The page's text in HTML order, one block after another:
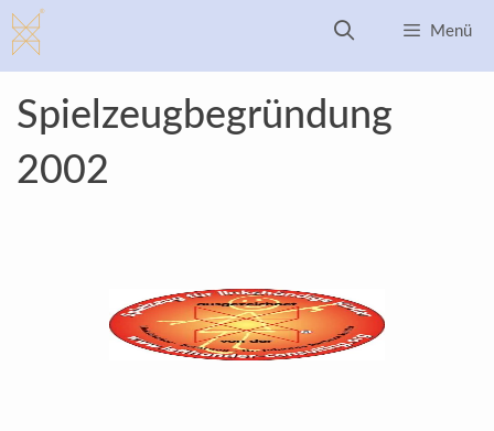
Zum
Inhalt
springen
Menü
Spielzeugbegründung
2002